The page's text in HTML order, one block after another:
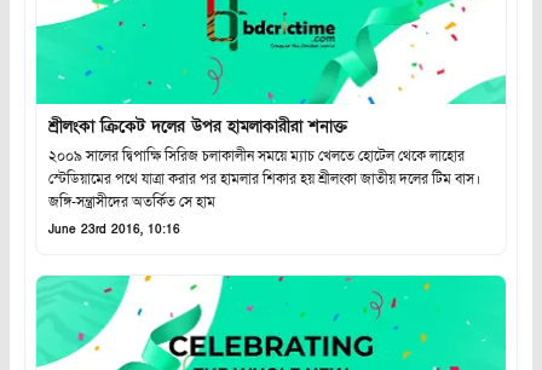
শ্রীলংকা ক্রিকেট দলের উপর হামলাকারীরা শনাক্ত
২০০৯ সালের দ্বিপাক্ষি সিরিজ চলাকালীন সময়ে ম্যাচ খেলতে হোটেল থেকে লাহোর
স্টেডিয়ামের পথে যাত্রা করার পর হামলার শিকার হয় শ্রীলংকা জাতীয় দলের টিম বাস।
জঙ্গি-সন্ত্রাসীদের অতর্কিত সে হাম
June 23rd 2016, 10:16